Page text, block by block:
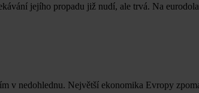
jejího propadu již nudí, ale trvá. Na
v nedohlednu. Největší ekonomika Evropy